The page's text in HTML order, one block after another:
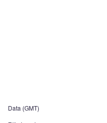
Data (GMT)